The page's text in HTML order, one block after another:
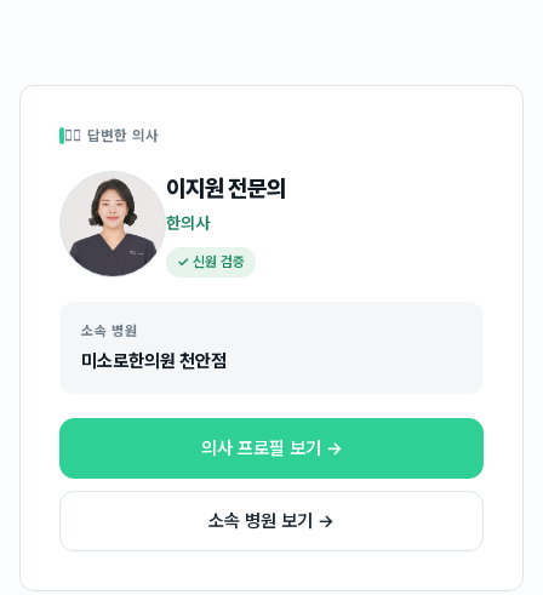
👩‍⚕️ 답변한 의사
이지원전문의
한의사
✓ 신원 검증
소속 병원
미소로한의원 천안점
의사 프로필 보기 →
소속 병원 보기 →